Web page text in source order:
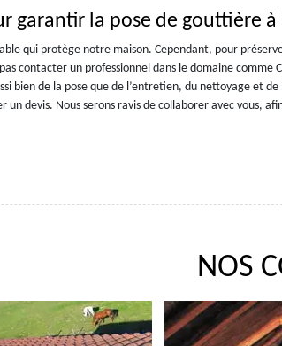
garantir la pose de gouttière à
qui protège notre maison. Cependant, pour
contacter un professionnel dans le domaine comme
bien de la pose que de l’entretien, du nettoyage et
un devis. Nous serons ravis de collaborer avec vous,
NOS